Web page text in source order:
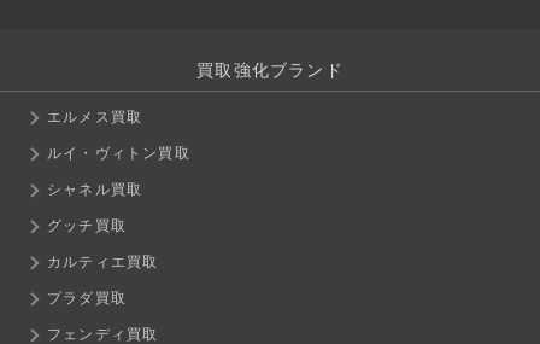
買取強化ブランド
エルメス買取
ルイ・ヴィトン買取
シャネル買取
グッチ買取
カルティエ買取
プラダ買取
フェンディ買取